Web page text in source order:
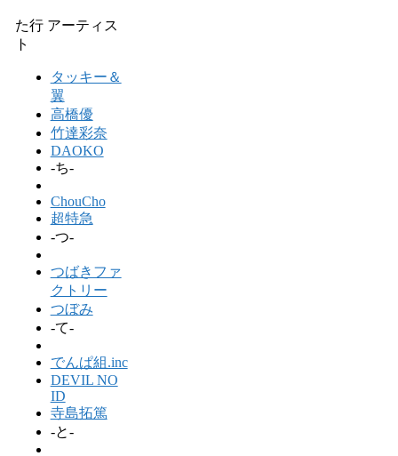
た行 アーティス
ト
タッキー＆
翼
高橋優
竹達彩奈
DAOKO
-ち-
ChouCho
超特急
-つ-
つばきファ
クトリー
つぼみ
-て-
でんぱ組.inc
DEVIL NO
ID
寺島拓篤
-と-